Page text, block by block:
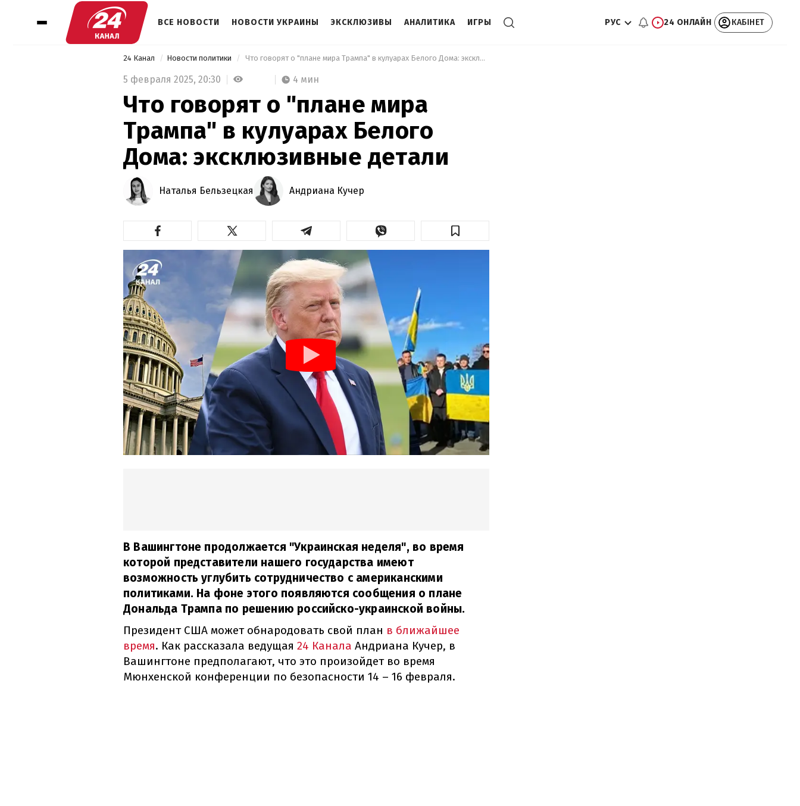
ВСЕ НОВОСТИ НОВОСТИ УКРАИНЫ ЭКСКЛЮЗИВЫ АНАЛИТИКА ИГРЫ РУС 24 ОНЛАЙН КАБІНЕТ
24 Канал Новости политики Что говорят о "плане мира Трампа" в кулуарах Белого Дома: эксклюзивные детали
5 февраля 2025, 20:30 4 мин
Что говорят о "плане мира
Трампа" в кулуарах Белого
Дома: эксклюзивные детали
Наталья Бельзецкая Андриана Кучер
В Вашингтоне продолжается "Украинская неделя", во время
которой представители нашего государства имеют
возможность углубить сотрудничество с американскими
политиками. На фоне этого появляются сообщения о плане
Дональда Трампа по решению российско-украинской войны.
Президент США может обнародовать свой план в ближайшее
время. Как рассказала ведущая 24 Канала Андриана Кучер, в
Вашингтоне предполагают, что это произойдет во время
Мюнхенской конференции по безопасности 14 – 16 февраля.